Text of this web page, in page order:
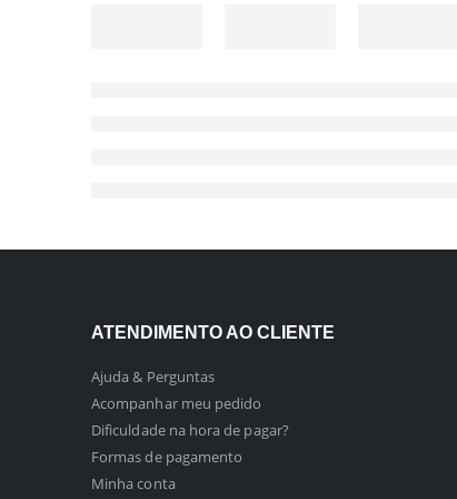
ATENDIMENTO AO CLIENTE
Ajuda & Perguntas
Acompanhar meu pedido
Dificuldade na hora de pagar?
Formas de pagamento
Minha conta